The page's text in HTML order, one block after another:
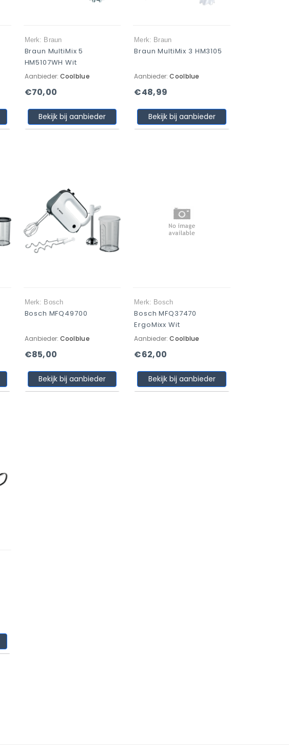
Merk: Braun
Braun MultiMix 5
HM5107WH Wit
Aanbieder: Coolblue
€70,00
Bekijk bij aanbieder
Merk: Braun
Braun MultiMix 3 HM3105
Aanbieder:Coolblue
€48,99
Bekijk bij aanbieder
Merk: Bosch
Bosch MFQ49700
Aanbieder: Coolblue
€85,00
Bekijk bij aanbieder
Merk: Bosch
Bosch MFQ37470
ErgoMixx Wit
Aanbieder:Coolblue
€62,00
Bekijk bij aanbieder